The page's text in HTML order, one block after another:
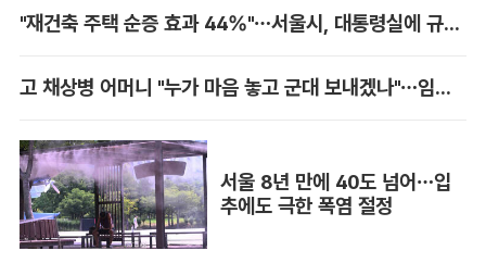
"재건축 주택 순증 효과 44%"…서울시, 대통령실에 규제 완화 건의
고 채상병 어머니 "누가 마음 놓고 군대 보내겠나"…임성근 징역 3년에 분통
서울 8년 만에 40도 넘어…입
추에도 극한 폭염 절정